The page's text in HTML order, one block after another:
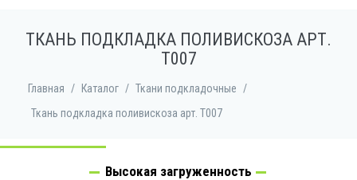
ТКАНЬ ПОДКЛАДКА ПОЛИВИСКОЗА АРТ.
Т007
Главная / Каталог / Ткани подкладочные
/
Ткань подкладка поливискоза арт. Т007
Высокая загруженность